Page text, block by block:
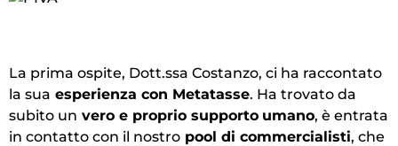
La prima ospite, Dott.ssa Costanzo, ci ha raccontato
la sua esperienza con Metatasse. Ha trovato da
subito un vero e proprio supporto umano, è entrata
in contatto con il nostro pool di commercialisti, che